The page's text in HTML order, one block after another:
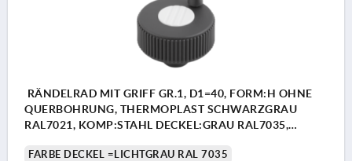
RÄNDELRAD MIT GRIFF GR.1, D1=40, FORM:H OHNE
QUERBOHRUNG, THERMOPLAST SCHWARZGRAU
RAL7021, KOMP:STAHL DECKEL:GRAU RAL7035,
FARBE DECKEL =LICHTGRAU RAL 7035